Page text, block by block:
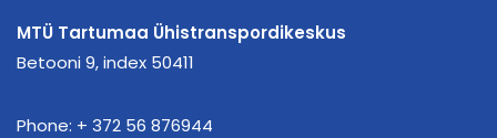
MTÜ Tartumaa Ühistranspordikeskus
Betooni 9, index 50411
Phone: + 372 56 876944